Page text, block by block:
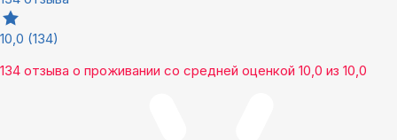
10,0 (134)
134 отзыва о проживании со средней оценкой 10,0 из 10,0